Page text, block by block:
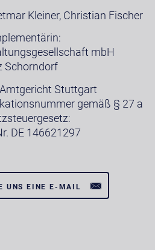
Kleiner, Christian Fischer
mbH
Schorndorf
Stuttgart
gemäß § 27 a
DE 146621297
UNS EINE E-MAIL